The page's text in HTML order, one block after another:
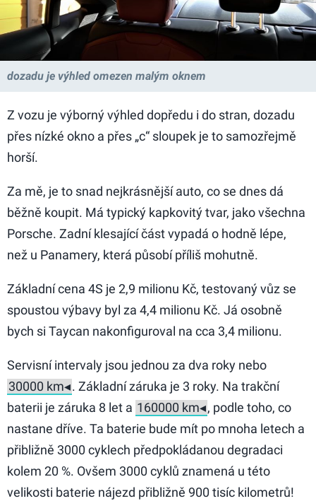
dozadu je výhled omezen malým oknem
Z vozu je výborný výhled dopředu i do stran, dozadu
přes nízké okno a přes „c“ sloupek je to samozřejmě
horší.
Za mě, je to snad nejkrásnější auto, co se dnes dá
běžně koupit. Má typický kapkovitý tvar, jako všechna
Porsche. Zadní klesající část vypadá o hodně lépe,
než u Panamery, která působí příliš mohutně.
Základní cena 4S je 2,9 milionu Kč, testovaný vůz se
spoustou výbavy byl za 4,4 milionu Kč. Já osobně
bych si Taycan nakonfiguroval na cca 3,4 milionu.
Servisní intervaly jsou jednou za dva roky nebo
. Základní záruka je 3 roky. Na trakční
baterii je záruka 8 let a
, podle toho, co
nastane dříve. Ta baterie bude mít po mnoha letech a
přibližně 3000 cyklech předpokládanou degradaci
kolem 20 %. Ovšem 3000 cyklů znamená u této
velikosti baterie nájezd přibližně 900 tisíc kilometrů!